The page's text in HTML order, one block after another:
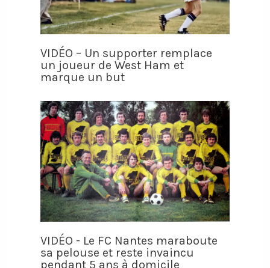
VIDÉO – Un supporter remplace
un joueur de West Ham et
marque un but
VIDÉO - Le FC Nantes maraboute
sa pelouse et reste invaincu
pendant 5 ans à domicile